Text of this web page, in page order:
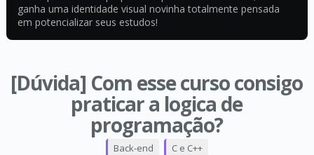
ganha uma identidade visual novinha totalmente pensada
em potencializar seus estudos!
[Dúvida] Com esse curso consigo
praticar a logica de
programação?
Back-end C e C++